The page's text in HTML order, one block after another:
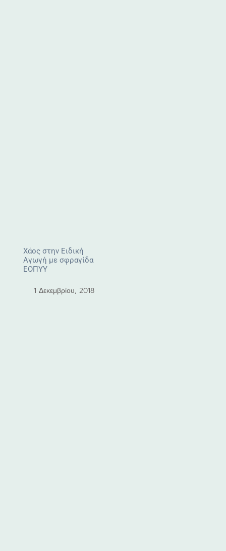
Χάος στην Ειδική
Αγωγή με σφραγίδα
ΕΟΠΥΥ
1 Δεκεμβρίου, 2018